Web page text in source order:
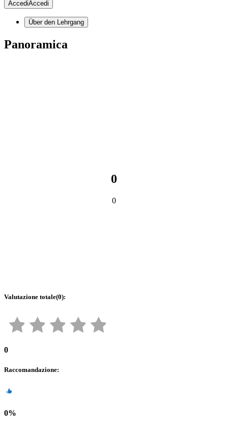
AccediAccedi
Über den Lehrgang
Panoramica
0
0
Valutazione totale(0):
0
Raccomandazione:
0%